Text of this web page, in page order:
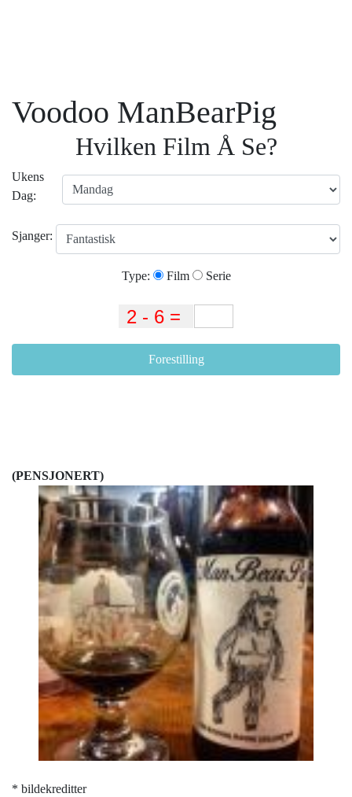
Voodoo ManBearPig
Hvilken Film Å Se?
Ukens
Dag:
Sjanger:
Type: Film Serie
Forestilling
(PENSJONERT)
* bildekreditter